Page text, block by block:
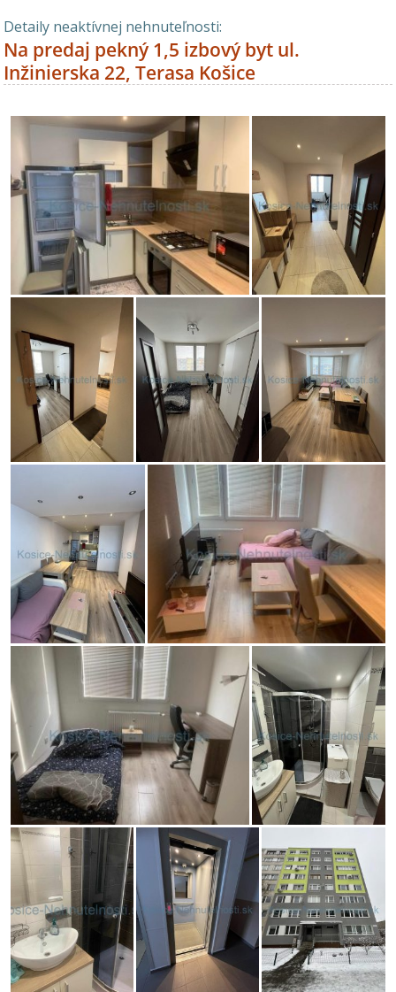
Detaily neaktívnej nehnuteľnosti:
Na predaj pekný 1,5 izbový byt ul.
Inžinierska 22, Terasa Košice